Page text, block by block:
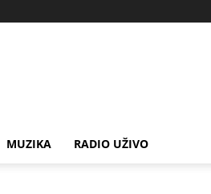
MUZIKA RADIO UŽIVO